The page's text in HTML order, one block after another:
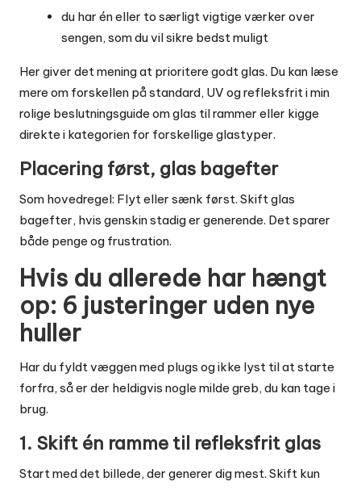
du har én eller to særligt vigtige værker over
sengen, som du vil sikre bedst muligt
Her giver det mening at prioritere godt glas. Du kan læse
mere om forskellen på standard, UV og refleksfrit i min
rolige beslutningsguide omglas til rammer eller kigge
direkte i kategorien for forskellige glastyper.
Placering først, glas bagefter
Som hovedregel: Flyt eller sænk først. Skift glas
bagefter, hvis genskin stadig er generende. Det sparer
både penge og frustration.
Hvis du allerede har hængt
op: 6 justeringer uden nye
huller
Har du fyldt væggen med plugs og ikke lyst til at starte
forfra, så er der heldigvis nogle milde greb, du kan tage i
brug.
1. Skift én ramme til refleksfrit glas
Start med det billede, der generer dig mest. Skift kun